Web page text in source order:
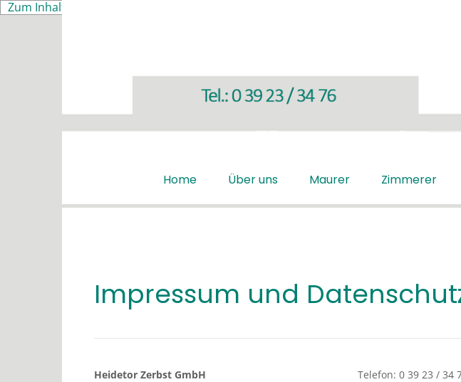
Zum Inhalt springen
Home Über uns Maurer Zimmerer
Impressum und
Heidetor Zerbst GmbH
Telefon: 0 39 23 / 34